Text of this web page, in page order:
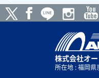
株式会社オ
所在地 : 福岡